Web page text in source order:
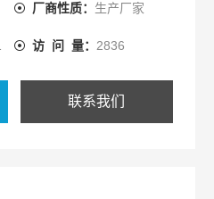
厂商性质： 生产厂家
访 问 量： 2836
联系我们